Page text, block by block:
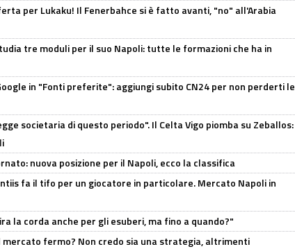
per Lukaku! Il Fenerbahce si è fatto avanti, "no" all'Arabia
tre moduli per il suo Napoli: tutte le formazioni che ha in
in "Fonti preferite": aggiungi subito CN24 per non perderti le
societaria di questo periodo". Il Celta Vigo piomba su Zeballos:
nuova posizione per il Napoli, ecco la classifica
fa il tifo per un giocatore in particolare. Mercato Napoli in
la corda anche per gli esuberi, ma fino a quando?"
mercato fermo? Non credo sia una strategia, altrimenti